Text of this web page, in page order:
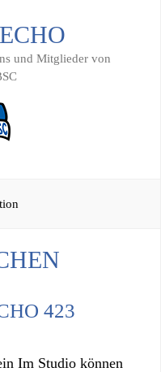
und Mitglieder von
423
Im Studio können